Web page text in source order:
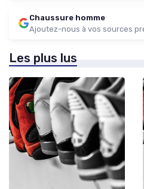
Chaussure homme
Ajoutez-nous à vos sources
Les plus lus